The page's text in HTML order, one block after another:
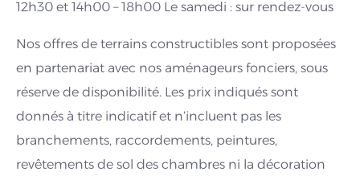
12h30 et 14h00 – 18h00 Le samedi : sur rendez-vous
Nos offres de terrains constructibles sont proposées
en partenariat avec nos aménageurs fonciers, sous
réserve de disponibilité. Les prix indiqués sont
donnés à titre indicatif et n’incluent pas les
branchements, raccordements, peintures,
revêtements de sol des chambres ni la décoration